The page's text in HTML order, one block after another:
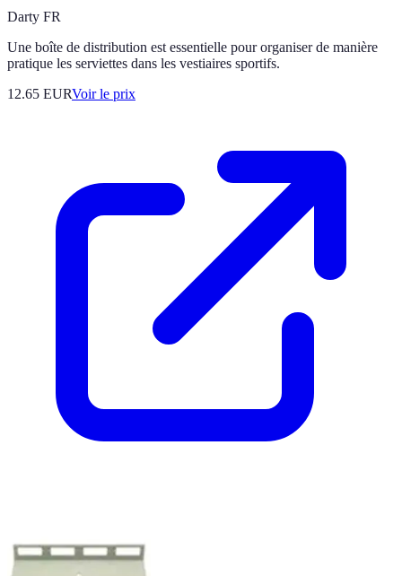
Darty FR
Une boîte de distribution est essentielle pour organiser de manière
pratique les serviettes dans les vestiaires sportifs.
12.65 EURVoir le prix